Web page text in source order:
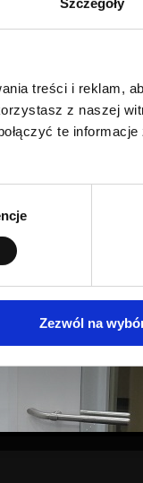
treści i reklam,
z naszej
te
Zezwól na